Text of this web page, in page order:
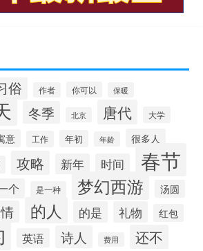
俗 作者 你可以 保暖
冬季 北京 唐代 大学
意 工作 年初 年龄 很多人
攻略 新年 时间 春节
个 是一种 梦幻西游 汤圆
的人 的是 礼物 红包
英语 诗人 费用 还不